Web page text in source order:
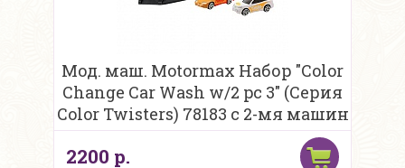
Мод. маш. Motormax Набор "Color
Change Car Wash w/2 pc 3" (Серия
Сolor Twisters) 78183 c 2-мя машин
2200 р.